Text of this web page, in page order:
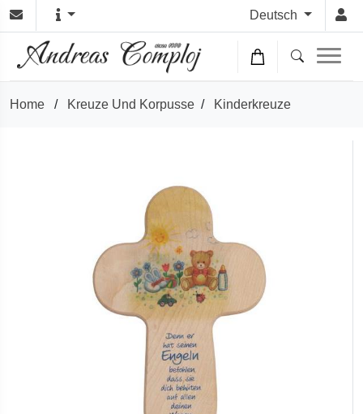
Deutsch
Home / Kreuze Und Korpusse / Kinderkreuze